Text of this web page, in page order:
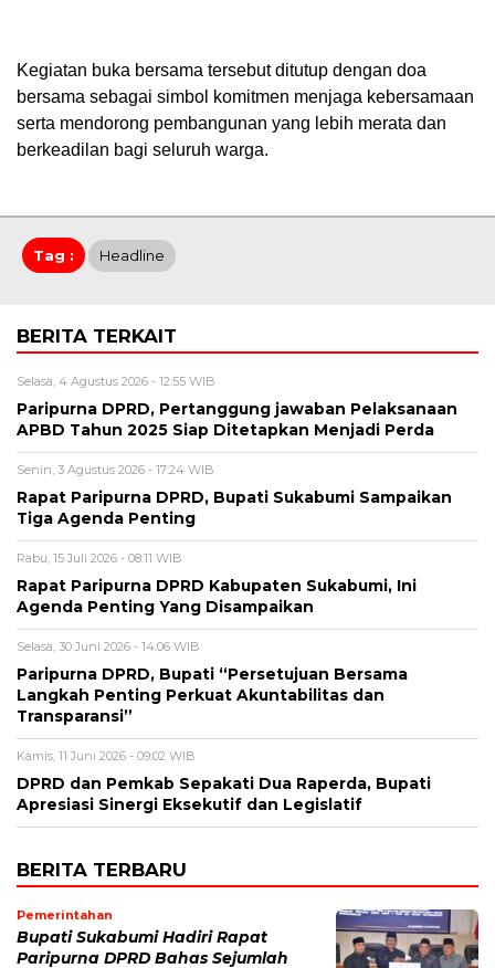
Kegiatan buka bersama tersebut ditutup dengan doa
bersama sebagai simbol komitmen menjaga kebersamaan
serta mendorong pembangunan yang lebih merata dan
berkeadilan bagi seluruh warga.
Tag : Headline
BERITA TERKAIT
Selasa, 4 Agustus 2026 - 12:55 WIB
Paripurna DPRD, Pertanggung jawaban Pelaksanaan
APBD Tahun 2025 Siap Ditetapkan Menjadi Perda
Senin, 3 Agustus 2026 - 17:24 WIB
Rapat Paripurna DPRD, Bupati Sukabumi Sampaikan
Tiga Agenda Penting
Rabu, 15 Juli 2026 - 08:11 WIB
Rapat Paripurna DPRD Kabupaten Sukabumi, Ini
Agenda Penting Yang Disampaikan
Selasa, 30 Juni 2026 - 14:06 WIB
Paripurna DPRD, Bupati “Persetujuan Bersama
Langkah Penting Perkuat Akuntabilitas dan
Transparansi”
Kamis, 11 Juni 2026 - 09:02 WIB
DPRD dan Pemkab Sepakati Dua Raperda, Bupati
Apresiasi Sinergi Eksekutif dan Legislatif
BERITA TERBARU
Pemerintahan
Bupati Sukabumi Hadiri Rapat
Paripurna DPRD Bahas Sejumlah